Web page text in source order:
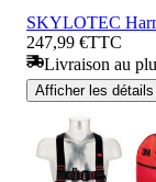
SKYLOTEC
247,99 €TTC
Livraison au
Afficher les détails